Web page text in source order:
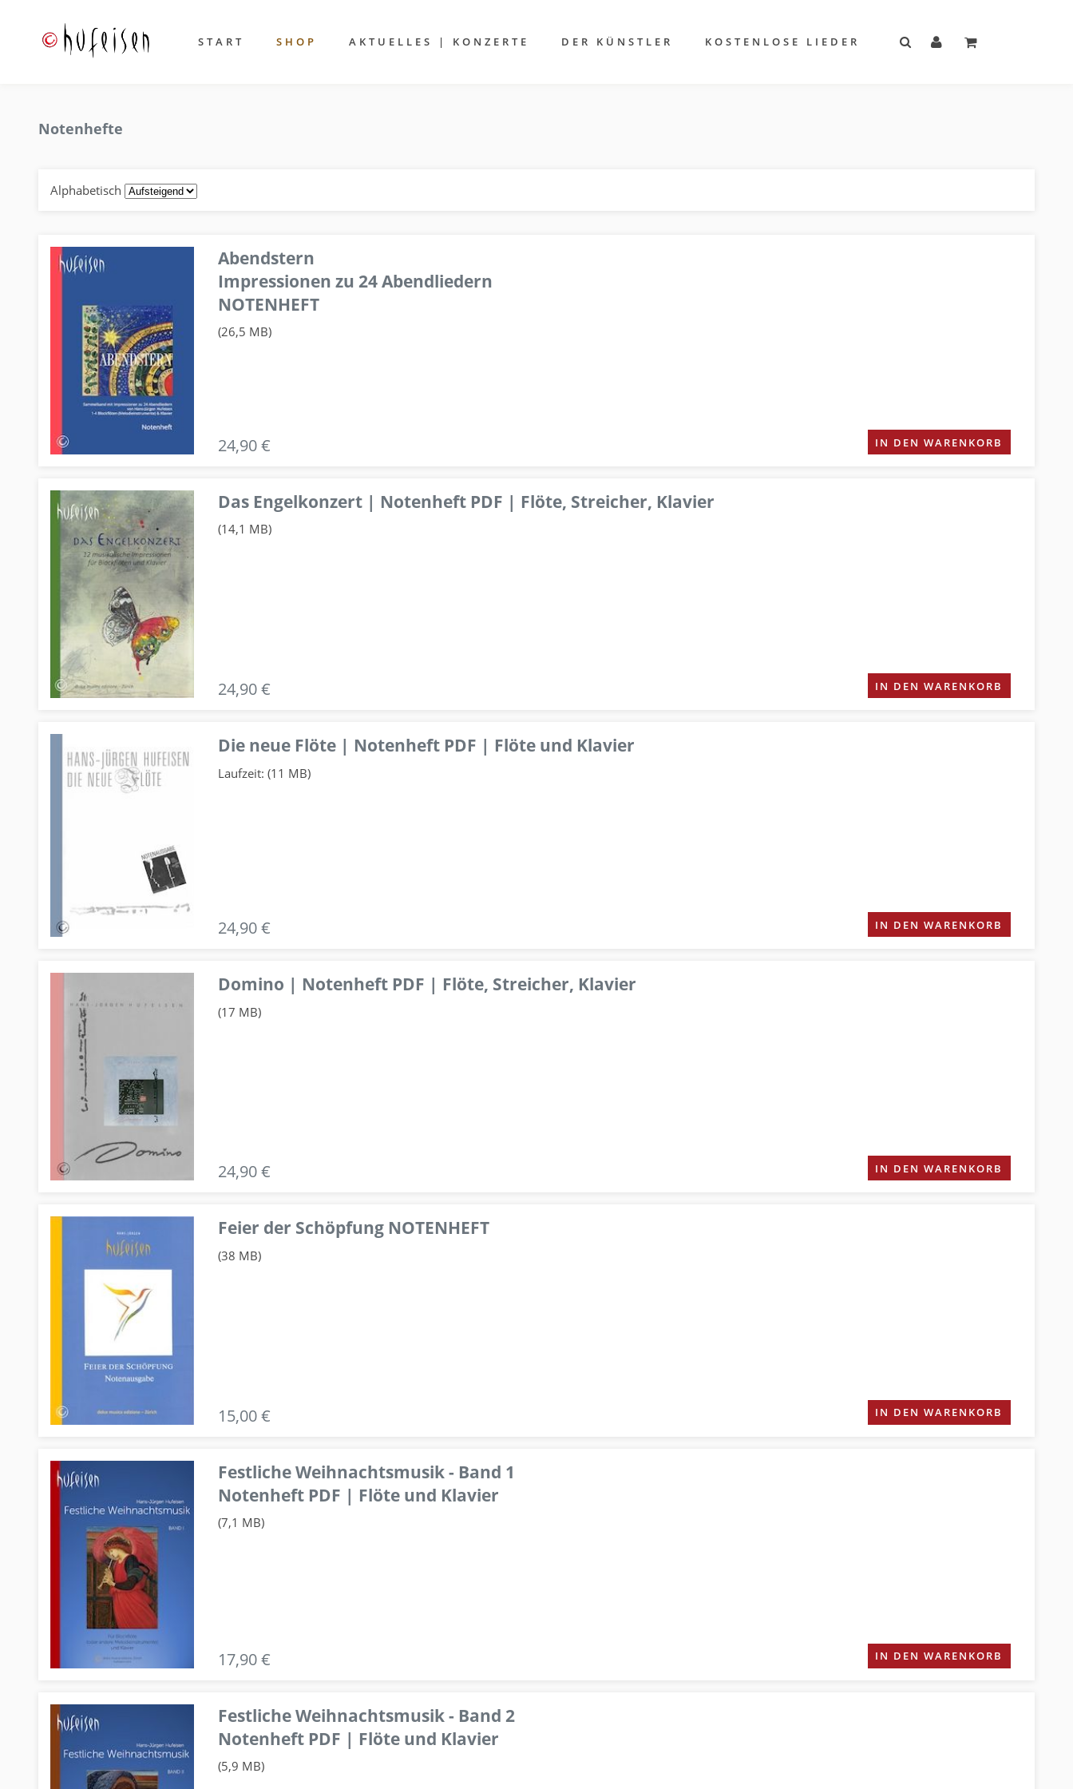
START SHOP AKTUELLES | KONZERTE DER KÜNSTLER KOSTENLOSE LIEDER
Notenhefte
Alphabetisch
Abendstern
Impressionen zu 24 Abendliedern
NOTENHEFT
(26,5 MB)
24,90 € IN DEN WARENKORB
Das Engelkonzert | Notenheft PDF | Flöte, Streicher, Klavier
(14,1 MB)
24,90 € IN DEN WARENKORB
Die neue Flöte | Notenheft PDF | Flöte und Klavier
Laufzeit: (11 MB)
24,90 € IN DEN WARENKORB
Domino | Notenheft PDF | Flöte, Streicher, Klavier
(17 MB)
24,90 € IN DEN WARENKORB
Feier der Schöpfung NOTENHEFT
(38 MB)
15,00 € IN DEN WARENKORB
Festliche Weihnachtsmusik - Band 1
Notenheft PDF | Flöte und Klavier
(7,1 MB)
17,90 € IN DEN WARENKORB
Festliche Weihnachtsmusik - Band 2
Notenheft PDF | Flöte und Klavier
(5,9 MB)